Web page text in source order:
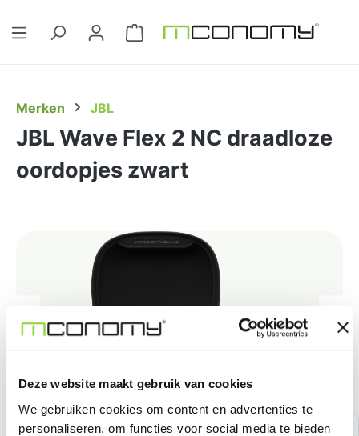
Deze website maakt gebruik van cookies
We gebruiken cookies om content en advertenties te
personaliseren, om functies voor social media te bieden
Winkelwagentje bevat 0 artikelen.
Merken JBL
JBL Wave Flex 2 NC draadloze
oordopjes zwart